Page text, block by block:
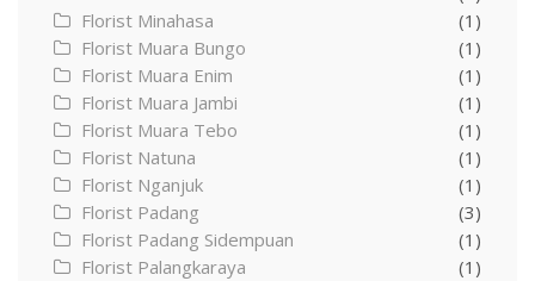
Florist Minahasa
(1)
Florist Muara Bungo
(1)
Florist Muara Enim
(1)
Florist Muara Jambi
(1)
Florist Muara Tebo
(1)
Florist Natuna
(1)
Florist Nganjuk
(1)
Florist Padang
(3)
Florist Padang Sidempuan
(1)
Florist Palangkaraya
(1)